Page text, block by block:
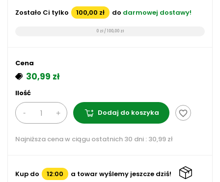
Zostało Ci tylko 100,00 zł do darmowej dostawy!
0 zł / 100,00 zł
Cena
30,99 zł
Ilość
Dodaj do koszyka favorite_border
Najniższa cena w ciągu ostatnich 30 dni : 30,99 zł
Kup do 12:00 a towar wyślemy jeszcze dziś!